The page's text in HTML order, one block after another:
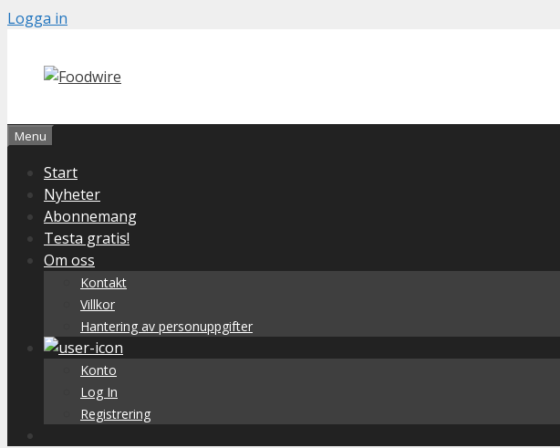
Skip
content
Logga in
Menu
Start
Nyheter
Abonnemang
Testa gratis!
Om oss
Kontakt
Villkor
Hantering av personuppgifter
Konto
Log In
Registrering